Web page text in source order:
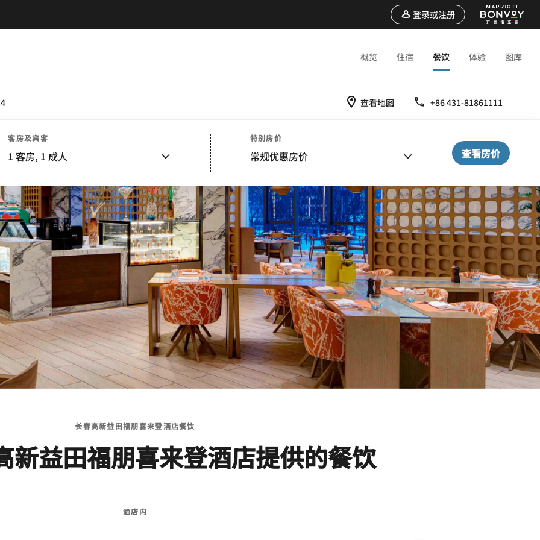
登录或注册
概览 住宿 餐饮 体验 图库
查看地图 +86 431-81861111
客房及宾客
1 客房, 1 成人
特别房价
常规优惠房价 查看房价
长春高新益田福朋喜来登酒店餐饮
新益田福朋喜来登酒店提供的餐饮
酒店内